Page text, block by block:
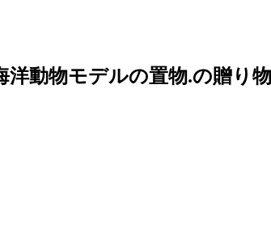
洋動物モデルの置物.の贈り物